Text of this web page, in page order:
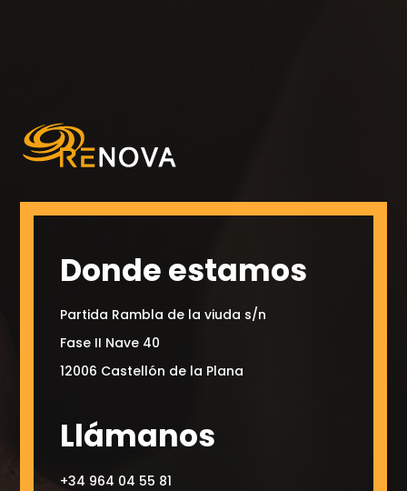
Donde estamos
Partida Rambla de la viuda s/n
Fase II Nave 40
12006 Castellón de la Plana
Llámanos
+34 964 04 55 81